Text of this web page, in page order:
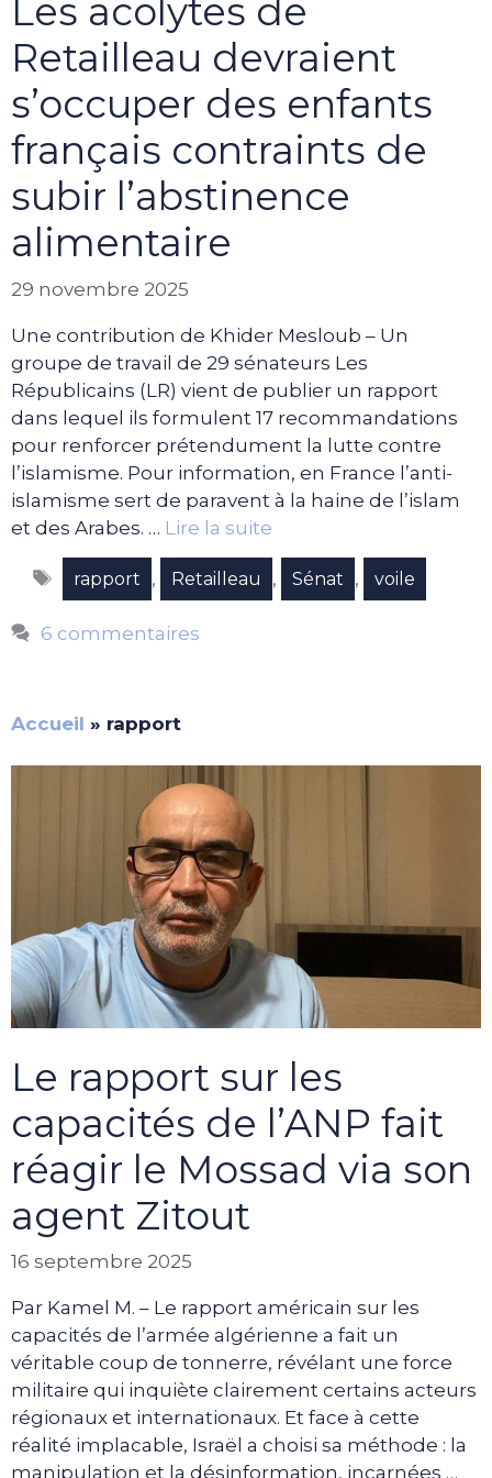
Les acolytes de
Retailleau devraient
s’occuper des enfants
français contraints de
subir l’abstinence
alimentaire
29 novembre 2025
Une contribution de Khider Mesloub – Un
groupe de travail de 29 sénateurs Les
Républicains (LR) vient de publier un rapport
dans lequel ils formulent 17 recommandations
pour renforcer prétendument la lutte contre
l’islamisme. Pour information, en France l’anti-
islamisme sert de paravent à la haine de l’islam
et des Arabes. … Lire la suite
Étiquettes
rapport , Retailleau , Sénat , voile
6 commentaires
Accueil » rapport
Le rapport sur les
capacités de l’ANP fait
réagir le Mossad via son
agent Zitout
16 septembre 2025
Par Kamel M. – Le rapport américain sur les
capacités de l’armée algérienne a fait un
véritable coup de tonnerre, révélant une force
militaire qui inquiète clairement certains acteurs
régionaux et internationaux. Et face à cette
réalité implacable, Israël a choisi sa méthode : la
manipulation et la désinformation, incarnées …